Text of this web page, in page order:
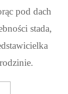
pod dach
stada,